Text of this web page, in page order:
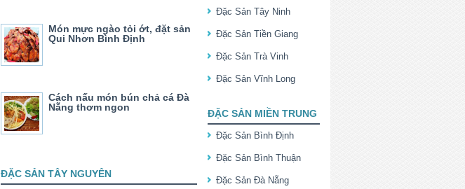
Món mực ngào tỏi ớt, đặt sản
Qui Nhơn Bình Định
Cách nấu món bún chả cá Đà
Nẵng thơm ngon
ĐẶC SẢN TÂY NGUYÊN
Đặc Sản Tây Ninh
Đặc Sản Tiền Giang
Đặc Sản Trà Vinh
Đặc Sản Vĩnh Long
ĐẶC SẢN MIỀN TRUNG
Đặc Sản Bình Định
Đặc Sản Bình Thuận
Đặc Sản Đà Nẵng